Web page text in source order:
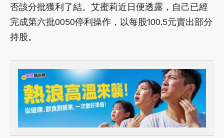
否該分批獲利了結。艾蜜莉近日便透露，自己已經
完成第六批0050停利操作，以每股100.5元賣出部分
持股。